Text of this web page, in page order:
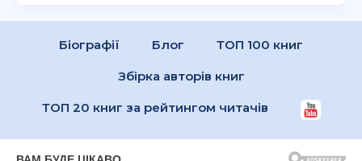
Біографії Блог ТОП 100 книг
Збірка авторів книг
ТОП 20 книг за рейтингом читачів